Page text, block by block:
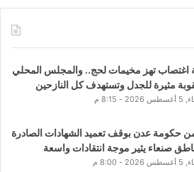
اغتصاب تهز مخيمات لحج.. والمجلس المحلي
مثيرة للجدل وتستهدف كل النازحين
- 8:15 م
حكومة عدن بوقف تعميد الشهادات الصادرة
صنعاء يثير موجة انتقادات واسعة
- 8:00 م